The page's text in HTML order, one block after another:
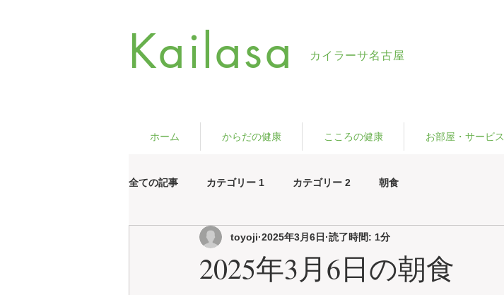
Kailasa カイラーサ名古屋
ホーム からだの健康 こころの健康 お部屋・サービス
全ての記事 カテゴリー 1 カテゴリー 2 朝食
2025年3月6日の朝食
toyoji 2025年3月6日 読了時間: 1分